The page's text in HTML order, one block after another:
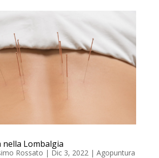
Lombalgia
Rossato | Dic 3, 2022| Agopuntura